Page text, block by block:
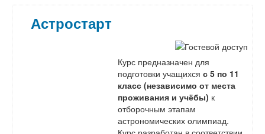
Астростарт
Курс предназначен для
подготовки учащихсяс 5 по 11
класс (независимо от места
проживания и учёбы) к
отборочным этапам
астрономических олимпиад.